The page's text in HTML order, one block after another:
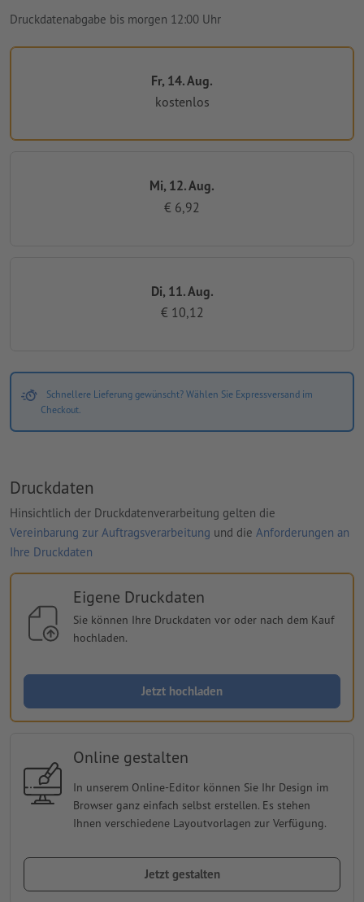
Druckdatenabgabe bis morgen 12:00 Uhr
Fr, 14. Aug.
kostenlos
Mi, 12. Aug.
€ 6,92
Di, 11. Aug.
€ 10,12
Schnellere Lieferung gewünscht? Wählen Sie Expressversand im
Checkout.
Druckdaten
Hinsichtlich der Druckdatenverarbeitung gelten die
Vereinbarung zur Auftragsverarbeitung und die Anforderungen an
Ihre Druckdaten
Eigene Druckdaten
Sie können Ihre Druckdaten vor oder nach dem Kauf
hochladen.
Jetzt hochladen
Online gestalten
In unserem Online-Editor können Sie Ihr Design im
Browser ganz einfach selbst erstellen. Es stehen
Ihnen verschiedene Layoutvorlagen zur Verfügung.
Jetzt gestalten